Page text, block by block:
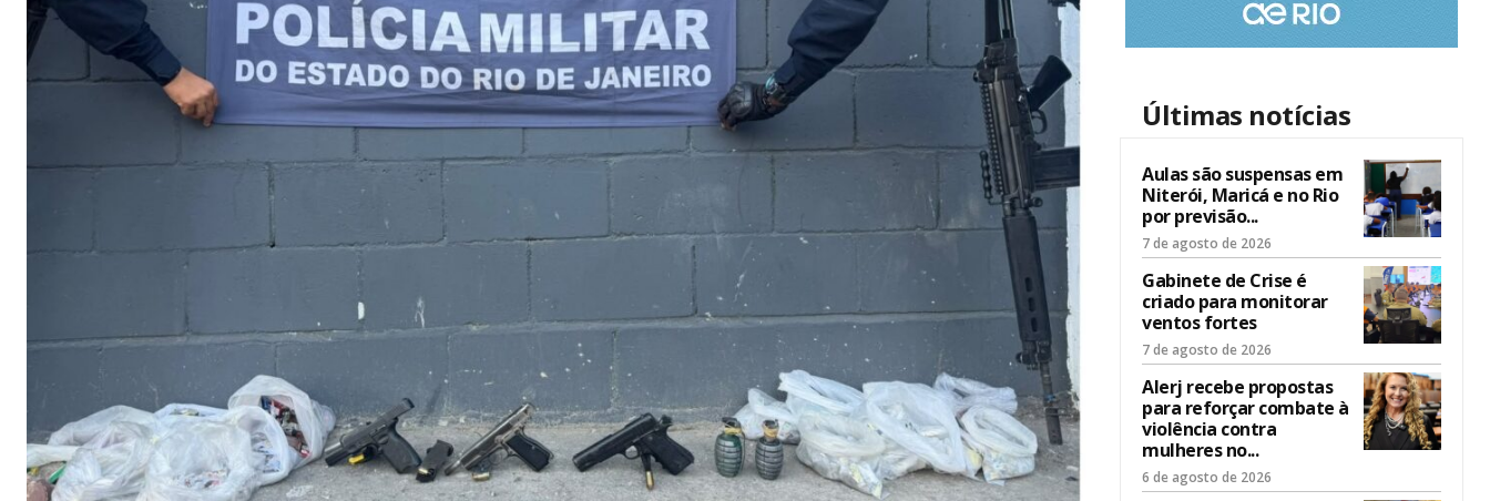
Últimas notícias
Aulas são suspensas em
Niterói, Maricá e no Rio
por previsão...
7 de agosto de 2026
Gabinete de Crise é
criado para monitorar
ventos fortes
7 de agosto de 2026
Alerj recebe propostas
para reforçar combate à
violência contra
mulheres no...
6 de agosto de 2026